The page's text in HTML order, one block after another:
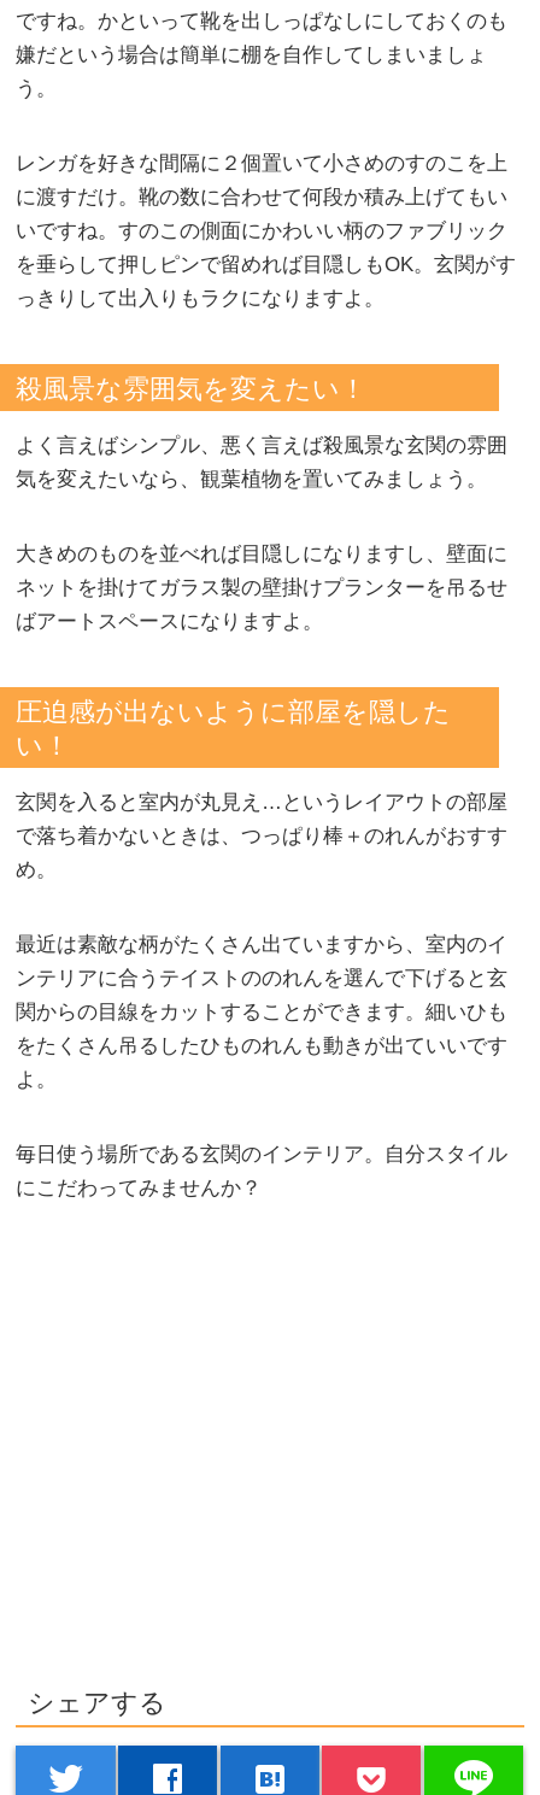
ですね。かといって靴を出しっぱなしにしておくのも
嫌だという場合は簡単に棚を自作してしまいましょ
う。
レンガを好きな間隔に２個置いて小さめのすのこを上
に渡すだけ。靴の数に合わせて何段か積み上げてもい
いですね。すのこの側面にかわいい柄のファブリック
を垂らして押しピンで留めれば目隠しもOK。玄関がす
っきりして出入りもラクになりますよ。
殺風景な雰囲気を変えたい！
よく言えばシンプル、悪く言えば殺風景な玄関の雰囲
気を変えたいなら、観葉植物を置いてみましょう。
大きめのものを並べれば目隠しになりますし、壁面に
ネットを掛けてガラス製の壁掛けプランターを吊るせ
ばアートスペースになりますよ。
圧迫感が出ないように部屋を隠した
い！
玄関を入ると室内が丸見え…というレイアウトの部屋
で落ち着かないときは、つっぱり棒＋のれんがおすす
め。
最近は素敵な柄がたくさん出ていますから、室内のイ
ンテリアに合うテイストののれんを選んで下げると玄
関からの目線をカットすることができます。細いひも
をたくさん吊るしたひものれんも動きが出ていいです
よ。
毎日使う場所である玄関のインテリア。自分スタイル
にこだわってみませんか？
シェアする
twitter facebook hatenabookmark line